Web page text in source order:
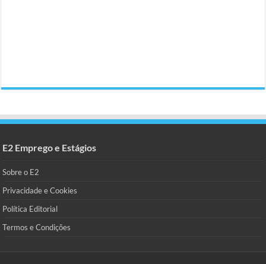
E2 Emprego e Estágios
Sobre o E2
Privacidade e Cookies
Política Editorial
Termos e Condições